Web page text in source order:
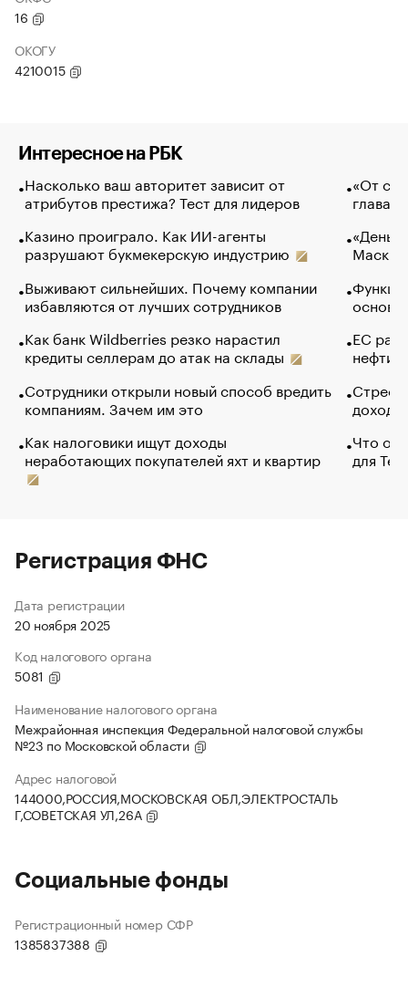
16
ОКОГУ
4210015
Интересное на РБК
Насколько ваш авторитет зависит от
атрибутов престижа? Тест для лидеров
Казино проиграло. Как ИИ-агенты
разрушают букмекерскую индустрию
Выживают сильнейших. Почему компании
избавляются от лучших сотрудников
Как банк Wildberries резко нарастил
кредиты селлерам до атак на склады
Сотрудники открыли новый способ вредить
компаниям. Зачем им это
Как налоговики ищут доходы
неработающих покупателей яхт и квартир
«От
глава
Маск в
основ
ЕС
нефти
Что
для
Регистрация ФНС
Дата регистрации
20 ноября 2025
Код налогового органа
5081
Наименование налогового органа
Межрайонная инспекция Федеральной налоговой службы
№23 по Московской области
Адрес налоговой
144000,РОССИЯ,МОСКОВСКАЯ ОБЛ,ЭЛЕКТРОСТАЛЬ
Г,СОВЕТСКАЯ УЛ,26А
Социальные фонды
Регистрационный номер СФР
1385837388